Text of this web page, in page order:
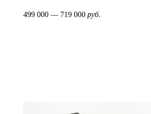
499 000 — 719 000 руб.